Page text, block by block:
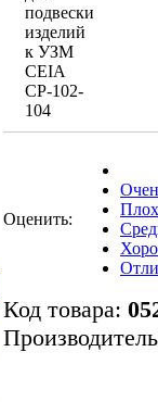
Оценить:
Код товара: